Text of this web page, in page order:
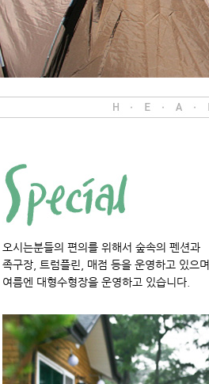
오시는분들의 편의를 위해서 숲속의 펜션과
족구장, 트럼플린, 매점 등을 운영하고 있으며
여름엔 대형수형장을 운영하고 있습니다.